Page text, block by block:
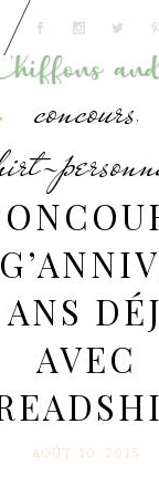
concours,
AVEC
AOÛT 10. 2015